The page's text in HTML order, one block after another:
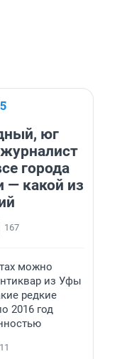
юг
города
— какой из
167
можно
из Уфы
редкие
2016 год
11